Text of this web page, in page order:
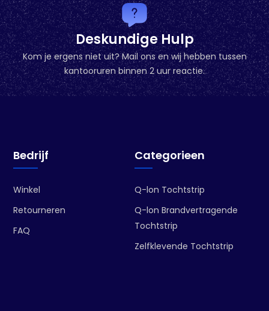
Deskundige Hulp
Kom je ergens niet uit? Mail ons en wij hebben tussen
kantooruren binnen 2 uur reactie.
Categorieen
Q-lon Tochtstrip
Q-lon Brandvertragende
Tochtstrip
Zelfklevende Tochtstrip
Bedrijf
Winkel
Retourneren
FAQ